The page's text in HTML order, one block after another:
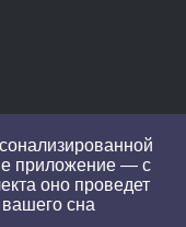
приложение — с
оно проведет
сна